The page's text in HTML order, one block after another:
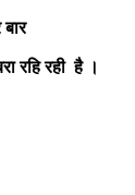
रहि रही है ।